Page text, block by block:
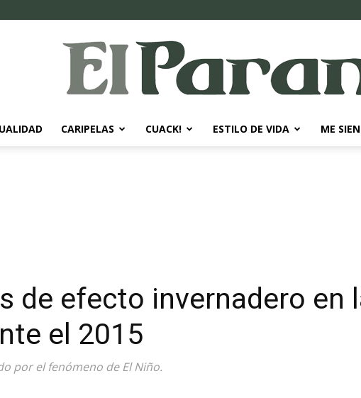
CARIPELAS CUACK! ESTILO DE VIDA ME
de efecto invernadero en
el 2015
por el fenómeno de El Niño.